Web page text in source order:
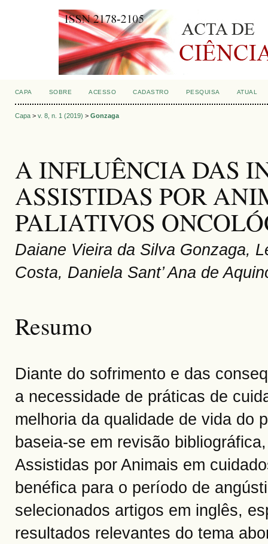
CAPA SOBRE ACESSO CADASTRO PESQUISA ATUAL
Capa> v. 8, n. 1 (2019) > Gonzaga
A INFLUÊNCIA DAS
ASSISTIDAS POR
PALIATIVOS
Daiane Vieira da Silva Gonzaga,
Costa, Daniela Sant’ Ana de
Resumo
Diante do sofrimento e das
a necessidade de práticas de
melhoria da qualidade de vida do
baseia-se em revisão
Assistidas por Animais em
benéfica para o período de
selecionados artigos em inglês,
resultados relevantes do tema